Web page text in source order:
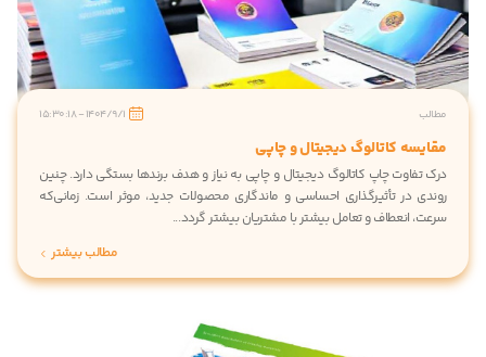
مطالب
مقایسه کاتالوگ دیجیتال و چاپی
درک تفاوت چاپ کاتالوگ دیجیتال و چاپی به نیاز و هدف برندها بستگی دارد. چنین
روندی در تأثیرگذاری احساسی و ماندگاری محصولات جدید، موثر است. زمانی‌که
سرعت، انعطاف و تعامل بیشتر با مشتریان بیشتر گردد...
مطالب بیشتر